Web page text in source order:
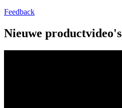
Feedback
Nieuwe productvideo's